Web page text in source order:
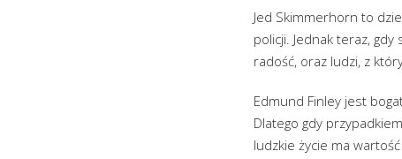
Jed Skimmerhorn to
policji. Jednak teraz,
radość, oraz ludzi, z
Edmund Finley jest
Dlatego gdy
ludzkie życie ma